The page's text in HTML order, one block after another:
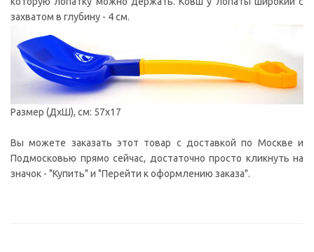
захватом в глубину - 4 см.
Размер (ДхШ), см: 57x17
Вы можете заказать этот товар с доставкой по Москве и
Подмосковью прямо сейчас, достаточно просто кликнуть на
значок - "Купить" и "Перейти к оформлению заказа".